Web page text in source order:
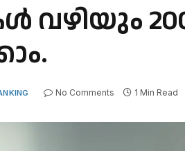
വഴിയും
No Comments 1 Min Read